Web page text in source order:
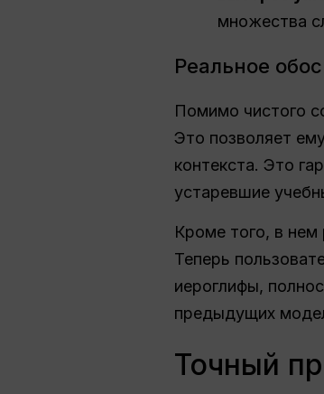
множества
Реальное
Помимо чистого
Это позволяет
контекста. Это
устаревшие
Кроме того, в нем
Теперь
иероглифы,
предыдущих
Точный